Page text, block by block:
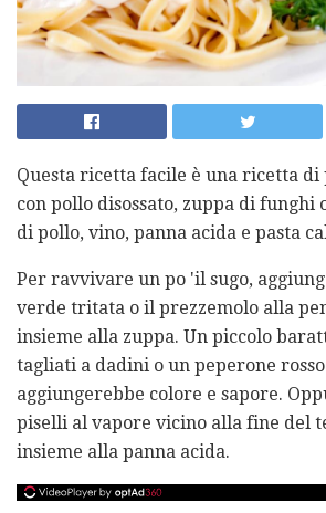
Questa ricetta facile è una ricetta
con pollo disossato, zuppa di funghi
di pollo, vino, panna acida e pasta
Per ravvivare un po 'il sugo,
verde tritata o il prezzemolo alla
insieme alla zuppa. Un piccolo
tagliati a dadini o un peperone
aggiungerebbe colore e sapore.
piselli al vapore vicino alla fine del
insieme alla panna acida.